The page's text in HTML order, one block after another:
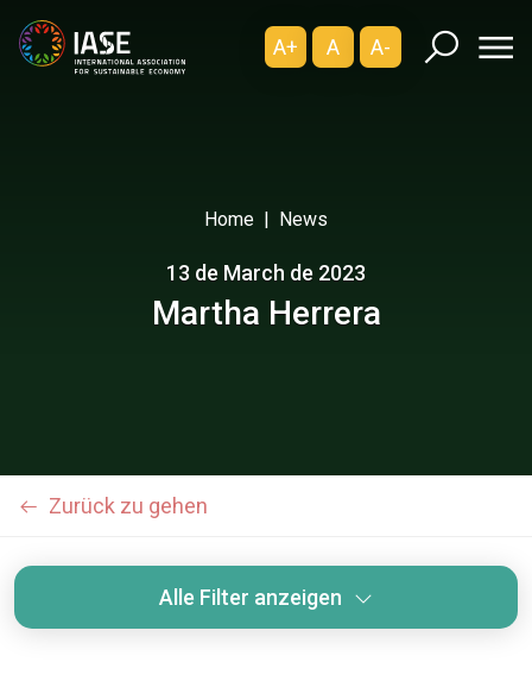
A+ A A-
Home News
13 de March de 2023
Martha Herrera
Zurück zu gehen
Alle Filter anzeigen